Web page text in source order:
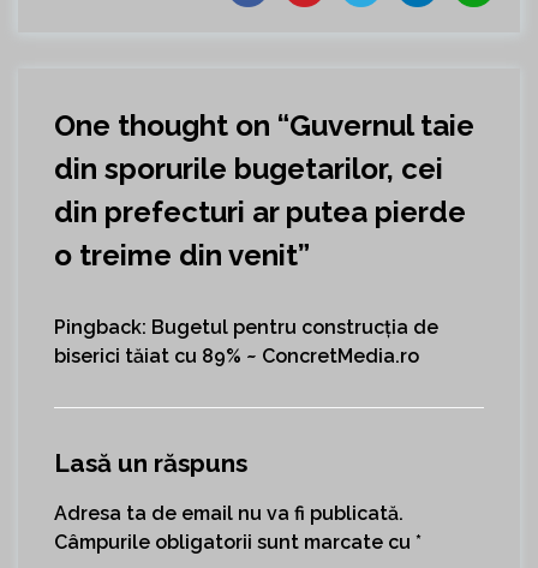
One thought on “Guvernul taie
din sporurile bugetarilor, cei
din prefecturi ar putea pierde
o treime din venit”
Pingback: Bugetul pentru construcția de
biserici tăiat cu 89% ~ ConcretMedia.ro
Lasă un răspuns
Adresa ta de email nu va fi publicată.
Câmpurile obligatorii sunt marcate cu *